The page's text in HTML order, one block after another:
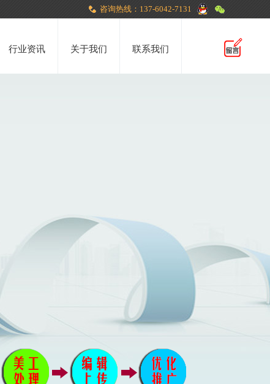
咨询热线：137-6042-7131
行业资讯 关于我们 联系我们